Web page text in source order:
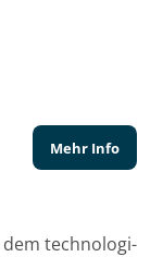
Mehr Info
dem tech­no­lo­gi­